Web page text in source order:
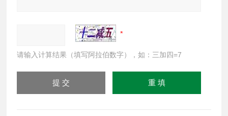
请输入计算结果（填写阿拉伯数字），如：三加四=7